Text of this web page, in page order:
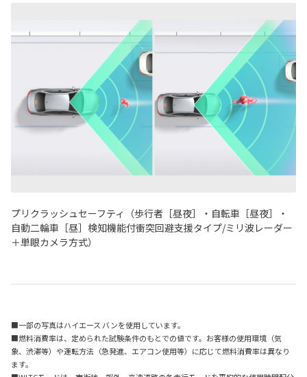
プリクラッシュセーフティ（歩行者［昼夜］・自転車［昼夜］・
自動二輪車［昼］検知機能付衝突回避支援タイプ/ミリ波レーダー
＋単眼カメラ方式）
■一部の写真はハイエース バンを使用しています。
■燃料消費率は、定められた試験条件のもとでの値です。お客様の使用環境（気
象、渋滞等）や運転方法（急発進、エアコン使用等）に応じて燃料消費率は異なり
ます。